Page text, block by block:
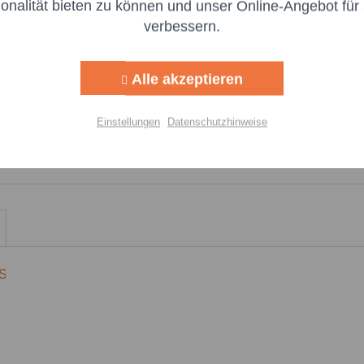
Wirkung.
PASTE V1 - 5 kg Eimer"
bieten zu können und unser Online-Angebot für
verbessern.
Alle akzeptieren
Einstellungen Datenschutzhinweise